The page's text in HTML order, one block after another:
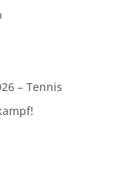
– Tennis